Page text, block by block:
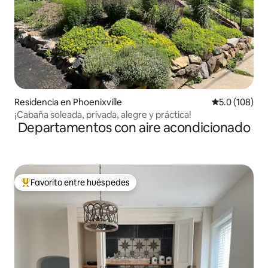
Residencia en Phoenixville Calificación
5.0 (108)
¡Cabaña soleada, privada, alegre y práctica!
Departamentos con aire acondicionado
De los mejores en Favorito entre huéspedes
Favorito entre huéspedes